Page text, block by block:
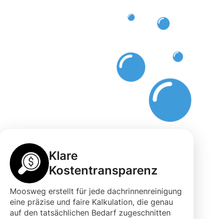
Klare
Kostentransparenz
Moosweg erstellt für jede dachrinnenreinigung
eine präzise und faire Kalkulation, die genau
auf den tatsächlichen Bedarf zugeschnitten